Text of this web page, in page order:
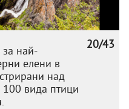
20/43
за най-
елени в
над
100 вида птици